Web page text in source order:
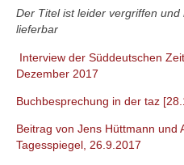
Der Titel ist leider vergriffen
lieferbar
Interview der Süddeutschen
Dezember 2017
Buchbesprechung in der taz
Beitrag von Jens Hüttmann und
Tagesspiegel, 26.9.2017